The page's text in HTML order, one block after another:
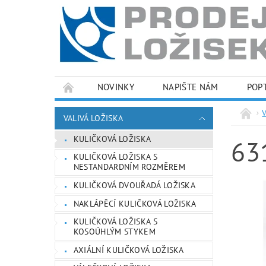
NOVINKY NAPIŠTE NÁM
PODMÍNKY OCHRANY OSOBNÍCH ÚDAJŮ
VALIVÁ LOŽISKA
KULIČKOVÁ LOŽISKA
KULIČKOVÁ LOŽISKA S
NESTANDARDNÍM ROZMĚREM
KULIČKOVÁ DVOUŘADÁ LOŽISKA
NAKLÁPĚCÍ KULIČKOVÁ LOŽISKA
KULIČKOVÁ LOŽISKA S
KOSOÚHLÝM STYKEM
AXIÁLNÍ KULIČKOVÁ LOŽISKA